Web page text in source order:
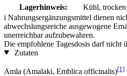
Lagerhinweis:
Kühl,
i Nahrungsergänzungsmittel dienen
abwechslungsreiche ausgewogene
unerreichbar aufzubewahren.
Die empfohlene Tagesdosis darf nicht
Zutaten
Amla (Amalaki, Emblica officinalis)[1]